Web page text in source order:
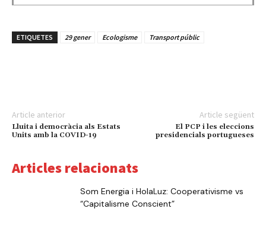
ETIQUETES 29 gener Ecologisme Transport públic
Article anterior
Lluita i democràcia als Estats
Units amb la COVID-19
Article següent
El PCP i les eleccions
presidencials portugueses
Articles relacionats
Som Energia i HolaLuz: Cooperativisme vs
“Capitalisme Conscient”